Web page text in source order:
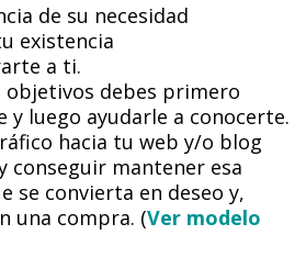
de su necesidad
existencia
a ti.
objetivos debes primero
y luego ayudarle a conocerte.
hacia tu web y/o blog
conseguir mantener esa
se convierta en deseo y,
una compra. (Ver modelo